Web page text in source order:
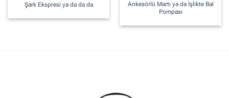
Şark Ekspresi ya da da da
Ankesörlü Martı ya da İşlikte Bal
Pompası